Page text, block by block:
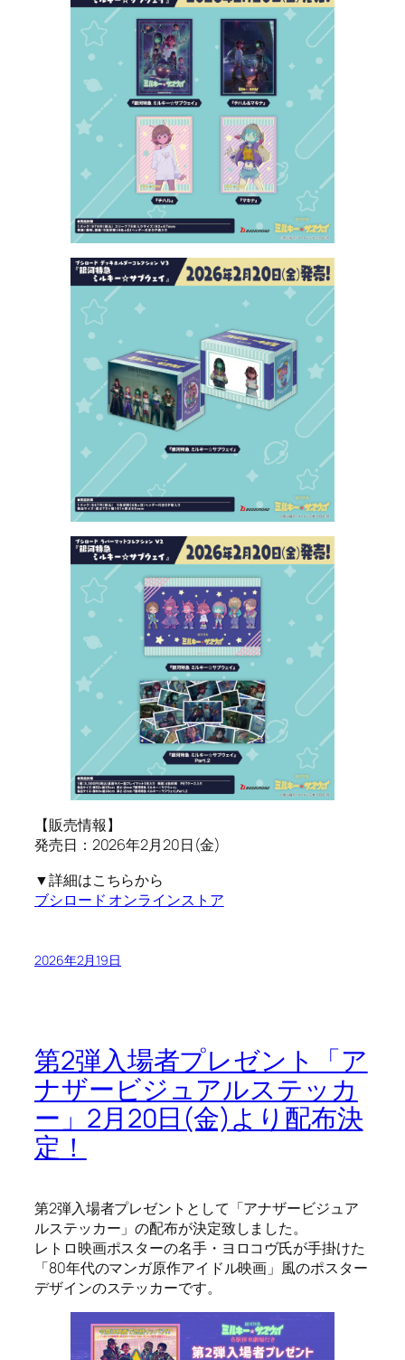
【販売情報】
発売日：2026年2月20日(金)
▼詳細はこちらから
ブシロード オンラインストア
2026年2月19日
第2弾入場者プレゼント「ア
ナザービジュアルステッカ
ー」2月20日(金)より配布決
定！
第2弾入場者プレゼントとして「アナザービジュア
ルステッカー」の配布が決定致しました。
レトロ映画ポスターの名手・ヨロコヴ氏が手掛けた
「80年代のマンガ原作アイドル映画」風のポスター
デザインのステッカーです。